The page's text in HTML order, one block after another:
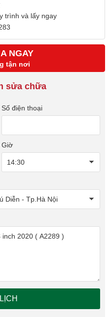
trình và lấy ngay
NGAY
tận nơi
sửa chữa
Số điện thoại
Giờ